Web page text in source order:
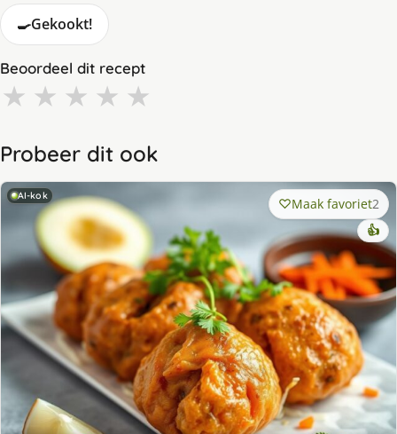
🍳Gekookt!
Beoordeel dit recept
★ ★ ★ ★ ★
Probeer dit ook
AI-kok Maak favoriet2
👍